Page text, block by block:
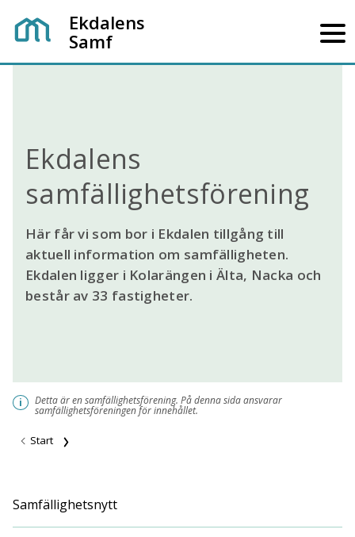
Ekdalens
Samf
Ekdalens
samfällighetsförening
Här får vi som bor i Ekdalen tillgång till
aktuell information om samfälligheten.
Ekdalen ligger i Kolarängen i Älta, Nacka och
består av 33 fastigheter.
i Detta är en samfällighetsförening. På denna sida ansvarar
samfällighetsföreningen för innehållet.
Start
Samfällighetsnytt